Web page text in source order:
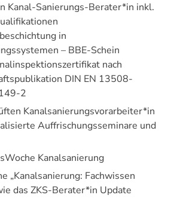
Kanal-Sanierungs-Berater*in inkl.
in
– BBE-Schein
nach
DIN EN 13508-
2
Kanalsanierungsvorarbeiter*in
Auffrischungsseminare und
Kanalsanierung
„Kanalsanierung: Fachwissen
das ZKS-Berater*in Update